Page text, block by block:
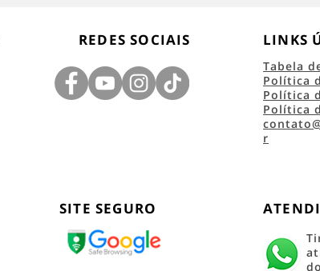
REDES SOCIAIS LINKS
Tabela
Política
Política
Política
r
SITE SEGURO